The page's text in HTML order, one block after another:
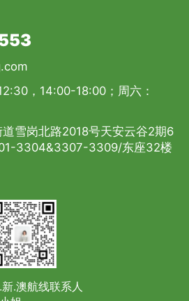
，14:00-18:00；周六：
雪岗北路2018号天安云谷2期6
3304&3307-3309/东座32楼
新.澳航线联系人